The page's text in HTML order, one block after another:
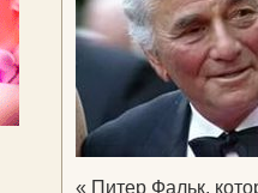
« Питер Фальк,